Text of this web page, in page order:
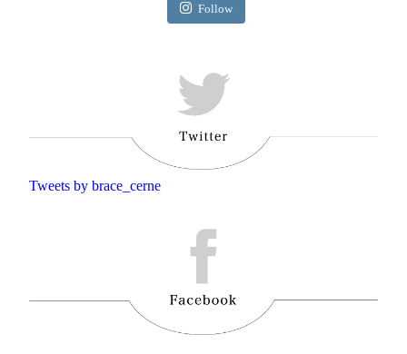
Follow
Tweets by brace_cerne